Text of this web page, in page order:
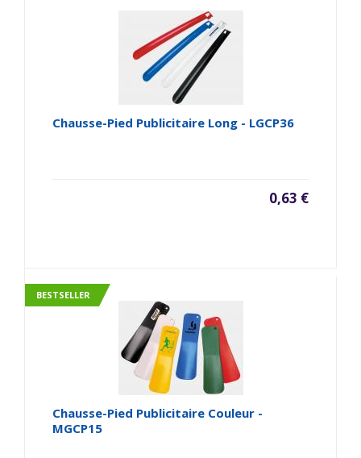
Chausse-Pied Publicitaire Long - LGCP36
0,63 €
BESTSELLER
Chausse-Pied Publicitaire Couleur -
MGCP15